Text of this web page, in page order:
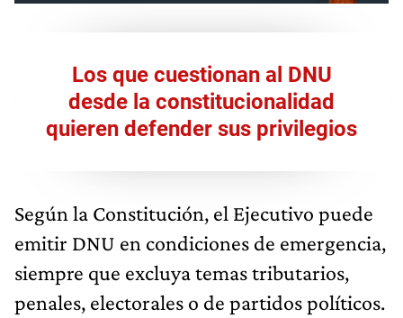
Los que cuestionan al DNU
desde la constitucionalidad
quieren defender sus privilegios
Según la Constitución, el Ejecutivo puede
emitir DNU en condiciones de emergencia,
siempre que excluya temas tributarios,
penales, electorales o de partidos políticos.